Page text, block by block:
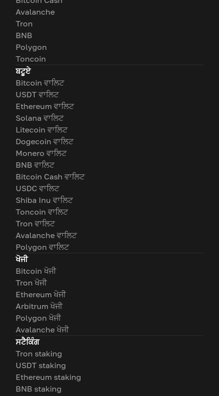
Avalanche
Tron
BNB
Polygon
Toncoin
ਬਟੂਏ
Bitcoin ਵਾਲਿਟ
USDT ਵਾਲਿਟ
Ethereum ਵਾਲਿਟ
Solana ਵਾਲਿਟ
Litecoin ਵਾਲਿਟ
Dogecoin ਵਾਲਿਟ
Monero ਵਾਲਿਟ
BNB ਵਾਲਿਟ
Bitcoin Cash ਵਾਲਿਟ
USDC ਵਾਲਿਟ
Shiba Inu ਵਾਲਿਟ
Toncoin ਵਾਲਿਟ
Tron ਵਾਲਿਟ
Avalanche ਵਾਲਿਟ
Polygon ਵਾਲਿਟ
ਖੋਜੀ
Bitcoin ਖੋਜੀ
Tron ਖੋਜੀ
Ethereum ਖੋਜੀ
Arbitrum ਖੋਜੀ
Polygon ਖੋਜੀ
Avalanche ਖੋਜੀ
ਸਟੈਕਿੰਗ
Tron staking
USDT staking
Ethereum staking
BNB staking